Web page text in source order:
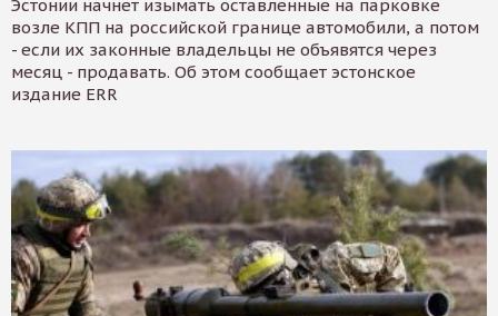
Эстонии начнет изымать оставленные на парковке
возле КПП на российской границе автомобили, а потом
- если их законные владельцы не объявятся через
месяц - продавать. Об этом сообщает эстонское
издание ERR